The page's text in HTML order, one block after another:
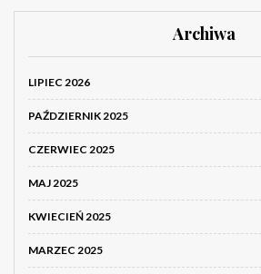
Archiwa
LIPIEC 2026
PAŹDZIERNIK 2025
CZERWIEC 2025
MAJ 2025
KWIECIEŃ 2025
MARZEC 2025